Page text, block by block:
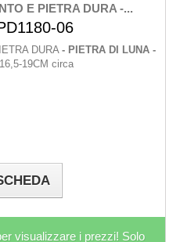
E PIETRA DURA -...
06
DURA - PIETRA DI LUNA -
19CM circa
visualizzare i prezzi! Solo